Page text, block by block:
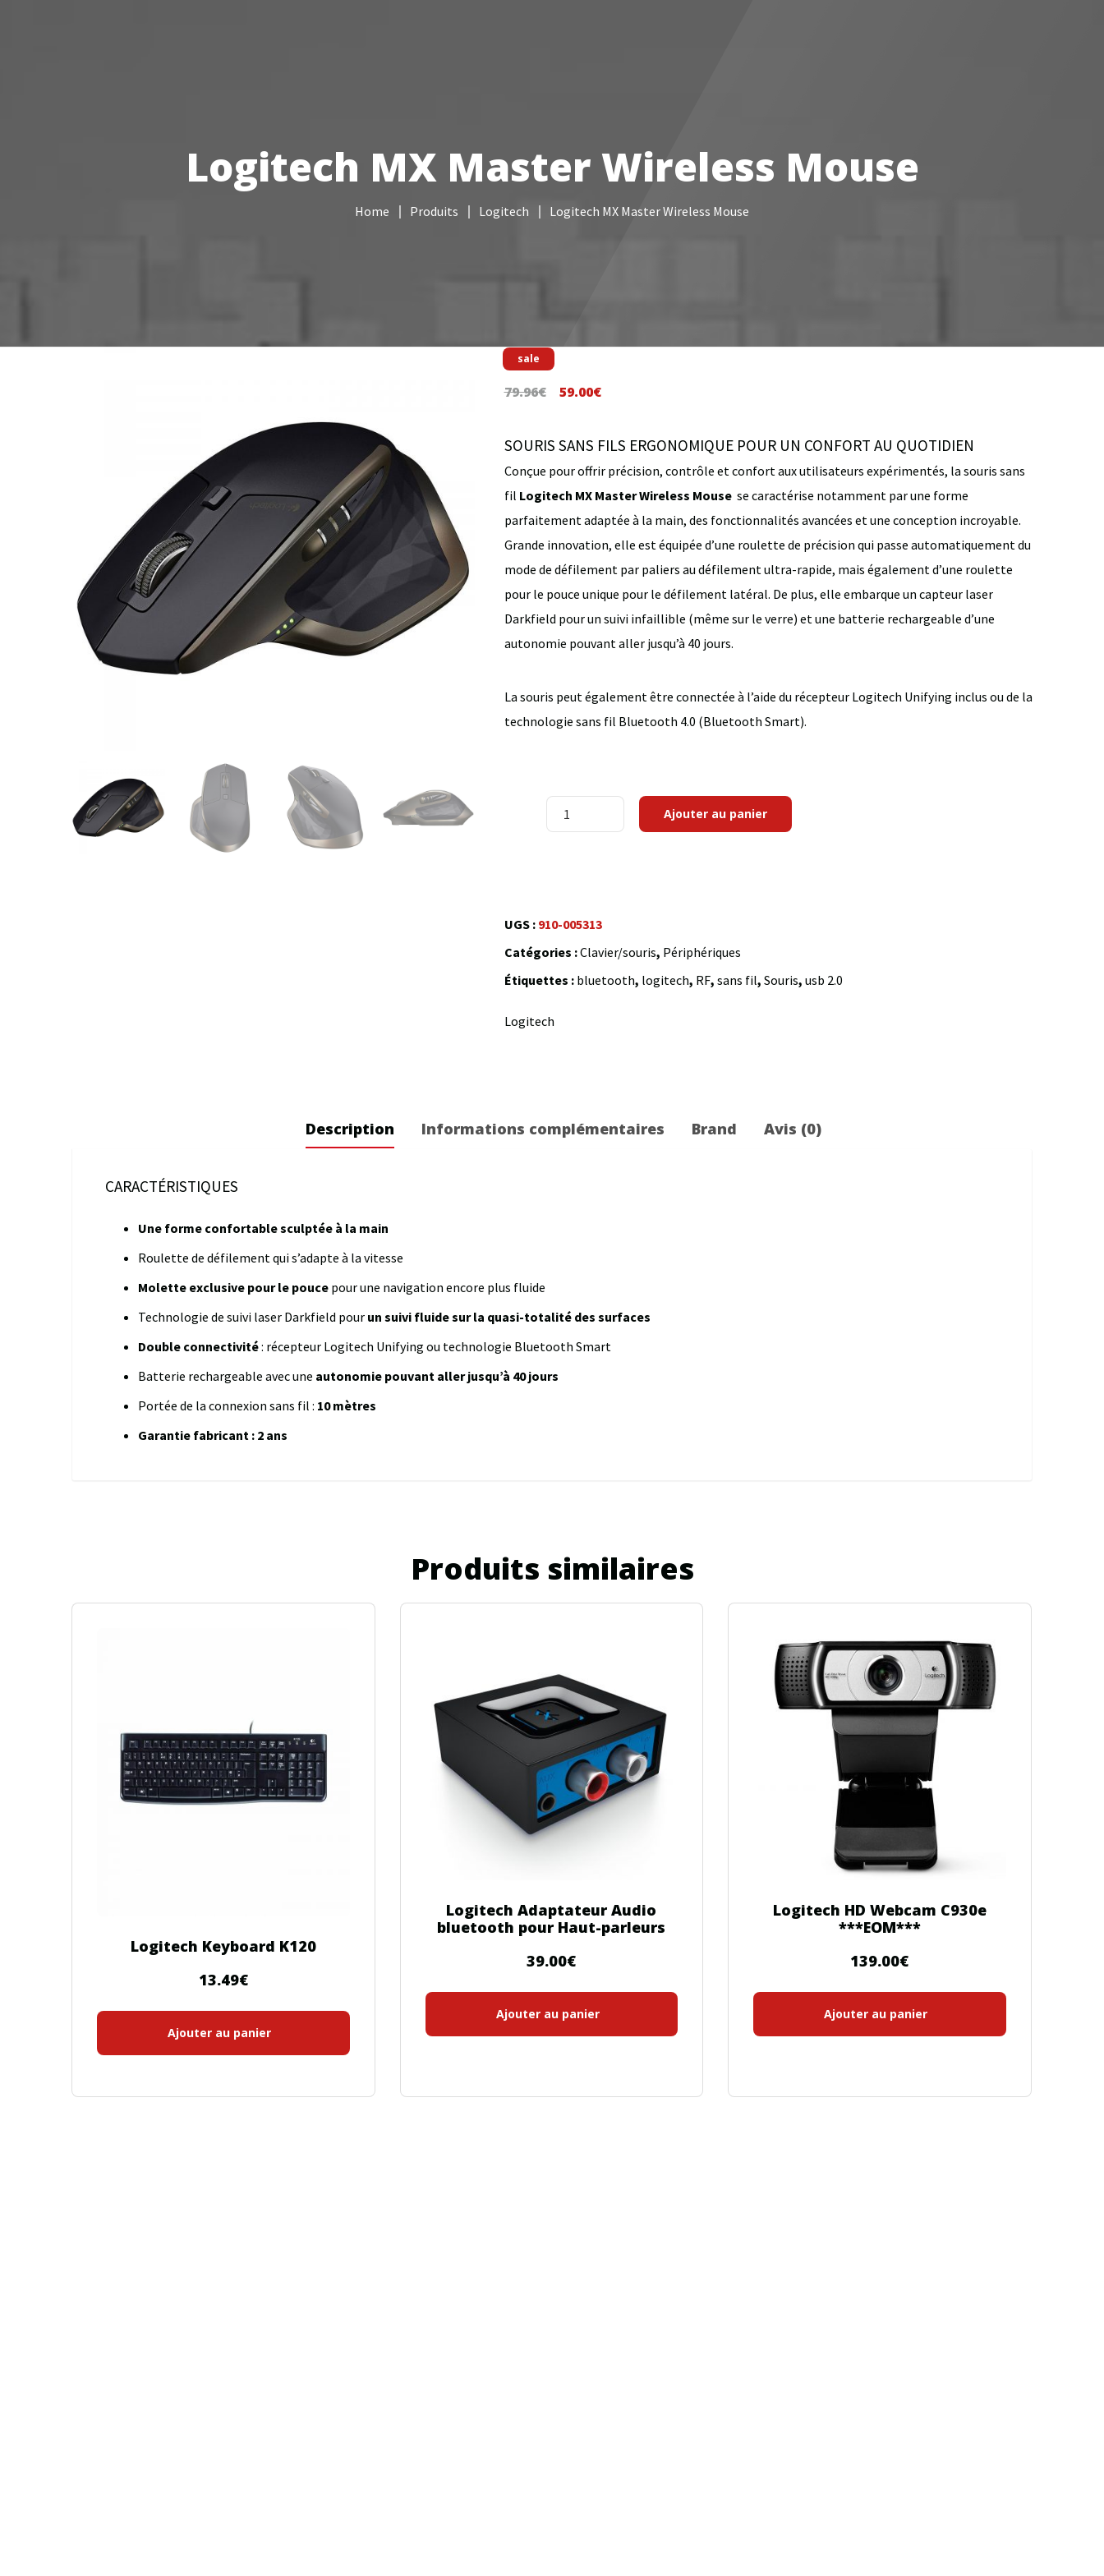
Logitech MX Master Wireless Mouse
Home Produits Logitech Logitech MX Master Wireless Mouse
sale
79.96€
Le
initial
était :
79.96€.
59.00€Le
actuel
est :
59.00€.
SOURIS SANS FILS ERGONOMIQUE POUR UN CONFORT AU QUOTIDIEN
Conçue pour offrir précision, contrôle et confort aux utilisateurs expérimentés, la souris sans
fil Logitech MX Master Wireless Mouse se caractérise notamment par une forme
parfaitement adaptée à la main, des fonctionnalités avancées et une conception incroyable.
Grande innovation, elle est équipée d’une roulette de précision qui passe automatiquement du
mode de défilement par paliers au défilement ultra-rapide, mais également d’une roulette
pour le pouce unique pour le défilement latéral. De plus, elle embarque un capteur laser
Darkfield pour un suivi infaillible (même sur le verre) et une batterie rechargeable d’une
autonomie pouvant aller jusqu’à 40 jours.
La souris peut également être connectée à l’aide du récepteur Logitech Unifying inclus ou de la
technologie sans fil Bluetooth 4.0 (Bluetooth Smart).
quantité
de
Wireless
Mouse
Ajouter au panier
UGS : 910-005313
Catégories :Clavier/souris, Périphériques
Étiquettes : bluetooth, logitech, RF, sans fil, Souris, usb 2.0
Logitech
Description Informations complémentaires Brand Avis (0)
CARACTÉRISTIQUES
Une forme confortable sculptée à la main
Roulette de défilement qui s’adapte à la vitesse
Molette exclusive pour le pouce pour une navigation encore plus fluide
Technologie de suivi laser Darkfield pour un suivi fluide sur la quasi-totalité des surfaces
Double connectivité: récepteur Logitech Unifying ou technologie Bluetooth Smart
Batterie rechargeable avec une autonomie pouvant aller jusqu’à 40 jours
Portée de la connexion sans fil : 10 mètres
Garantie fabricant : 2 ans
Produits similaires
Logitech Keyboard K120
13.49€
Ajouter au panier
Logitech Adaptateur Audio
bluetooth pour Haut-parleurs
39.00€
Ajouter au panier
Logitech HD Webcam C930e
***EOM***
139.00€
Ajouter au panier